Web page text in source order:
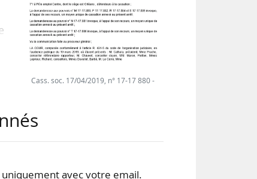
Cass. soc. 17/04/2019, n° 17-17 880 -
avec votre email.